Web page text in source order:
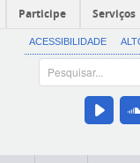
Participe Serviços
ACESSIBILIDADE